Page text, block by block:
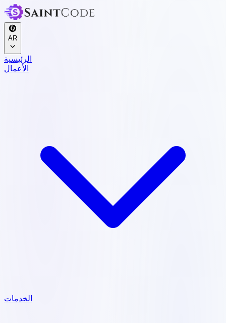
AR
الرئيسية
الأعمال
الخدمات